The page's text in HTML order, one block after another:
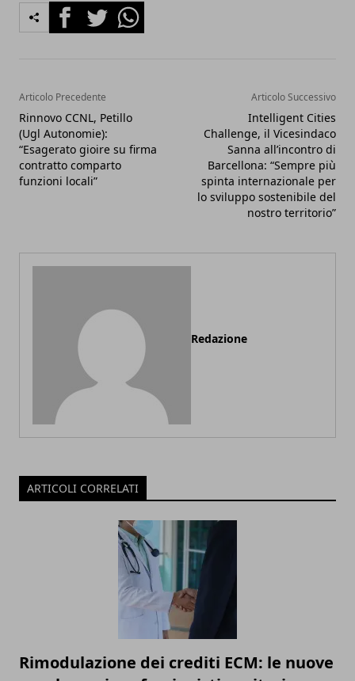
FacebookTwitterWhatsapp
Articolo Precedente
Rinnovo CCNL, Petillo
(Ugl Autonomie):
“Esagerato gioire su firma
contratto comparto
funzioni locali”
Articolo Successivo
Intelligent Cities
Challenge, il Vicesindaco
Sanna all’incontro di
Barcellona: “Sempre più
spinta internazionale per
lo sviluppo sostenibile del
nostro territorio”
Redazione
ARTICOLI CORRELATI
Rimodulazione dei crediti ECM: le nuove